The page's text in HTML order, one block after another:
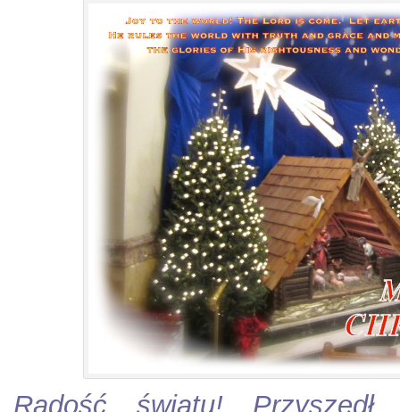
Radość światu!